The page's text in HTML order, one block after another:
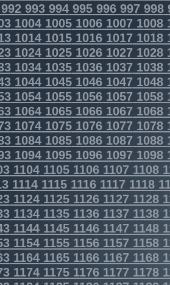
993994995996997998
10041005100610071008
10141015101610171018
10241025102610271028
10341035103610371038
10441045104610471048
10541055105610571058
10641065106610671068
1074107510761077 1078
1084108510861087 1088
1094109510961097 1098
1104110511061107 1108
1114111511161117 1118
1124112511261127 1128
1134113511361137 1138
1144114511461147 1148
1154115511561157 1158
1164116511661167 1168
1174117511761177 1178